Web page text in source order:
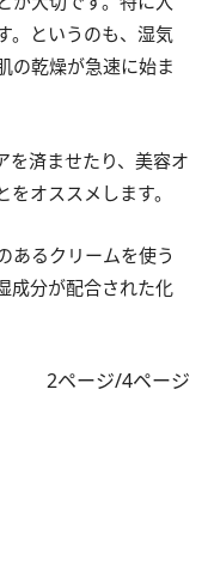
。というのも、湿気
の乾燥が急速に始ま
を済ませたり、美容オ
オススメします。
あるクリームを使う
成分が配合された化
2ページ/4ページ